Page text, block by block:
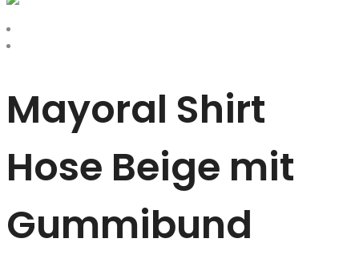
Mayoral Shirt
Hose Beige mit
Gummibund